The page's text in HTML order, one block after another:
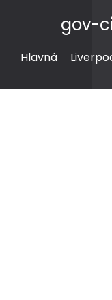
gov-
Hlavná